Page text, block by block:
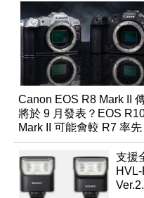
Canon EOS R8 Mark II
將於 9 月發表？EOS
Mark II 可能會較 R7 率先
推出
支援